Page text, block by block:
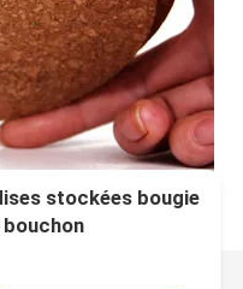
stockées bougie